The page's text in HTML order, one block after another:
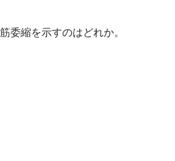
委縮を示すのはどれか。